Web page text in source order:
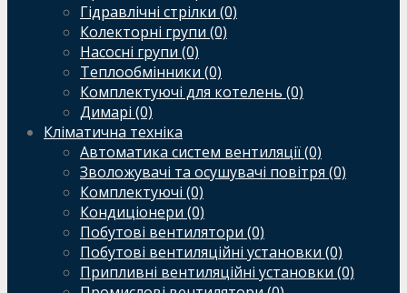
Гідравлічні стрілки (0)
Колекторні групи (0)
Насосні групи (0)
Теплообмінники (0)
Комплектуючі для котелень (0)
Димарі (0)
Кліматична техніка
Автоматика систем вентиляції (0)
Зволожувачі та осушувачі повітря (0)
Комплектуючі (0)
Кондиціонери (0)
Побутові вентилятори (0)
Побутові вентиляційні установки (0)
Припливні вентиляційні установки (0)